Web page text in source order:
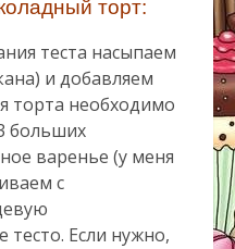
торт:
теста насыпаем
и добавляем
торта необходимо
больших
варенье (у меня
с
Если нужно,